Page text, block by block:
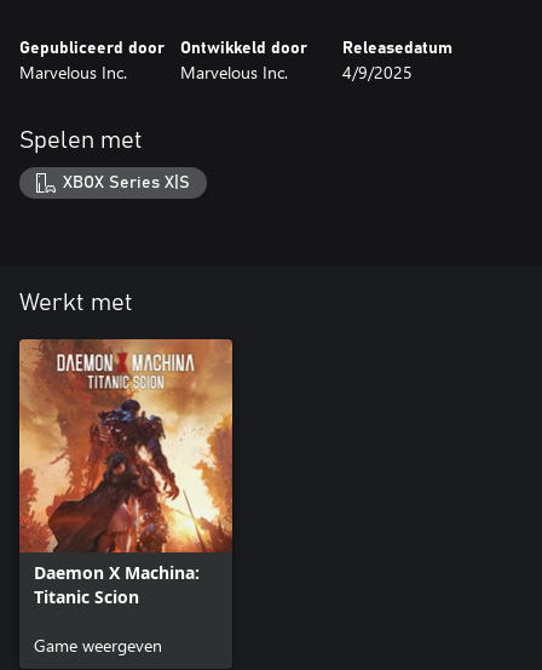
Gepubliceerd door
Marvelous Inc.
Ontwikkeld door
Marvelous Inc.
Releasedatum
4/9/2025
Spelen met
XBOX Series X|S
Werkt met
Daemon X Machina:
Titanic Scion
Game weergeven